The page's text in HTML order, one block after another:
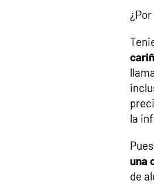
la
una
de